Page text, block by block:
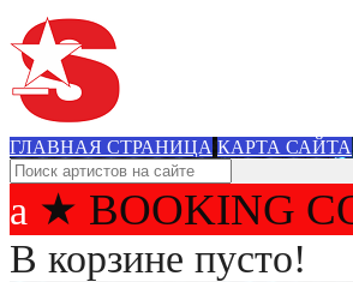
ГЛАВНАЯ СТРАНИЦА КАРТА САЙТА
★ BOOKING
В корзине пусто!